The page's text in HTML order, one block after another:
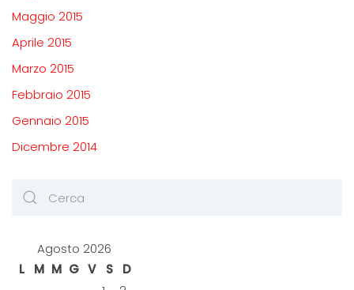
Maggio 2015
Aprile 2015
Marzo 2015
Febbraio 2015
Gennaio 2015
Dicembre 2014
Agosto 2026
L
M M G V S
D